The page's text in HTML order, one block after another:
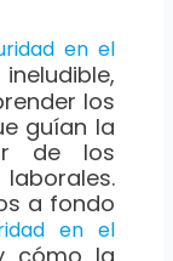
en el
los
guían la
de los
a fondo
en el